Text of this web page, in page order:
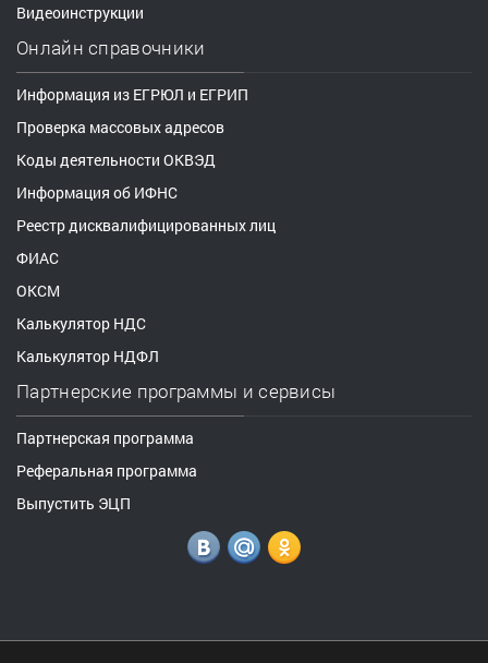
Видеоинструкции
Онлайн справочники
Информация из ЕГРЮЛ и ЕГРИП
Проверка массовых адресов
Коды деятельности ОКВЭД
Информация об ИФНС
Реестр дисквалифицированных лиц
ФИАС
ОКСМ
Калькулятор НДС
Калькулятор НДФЛ
Партнерские программы и сервисы
Партнерская программа
Реферальная программа
Выпустить ЭЦП